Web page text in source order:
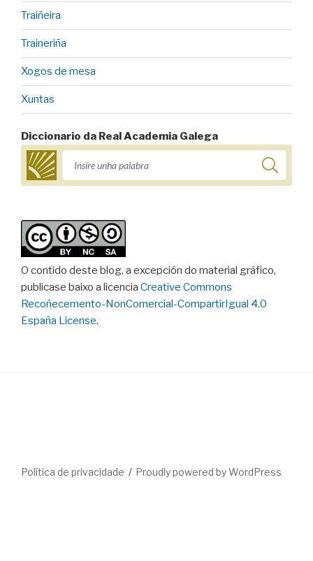
Traiñeira
Traineriña
Xogos de mesa
Xuntas
Diccionario da Real Academia Galega
O contido deste blog, a excepción do material gráfico,
publicase baixo a licencia Creative Commons
Recoñecemento-NonComercial-CompartirIgual 4.0
España License.
Política de privacidade Proudly powered by WordPress